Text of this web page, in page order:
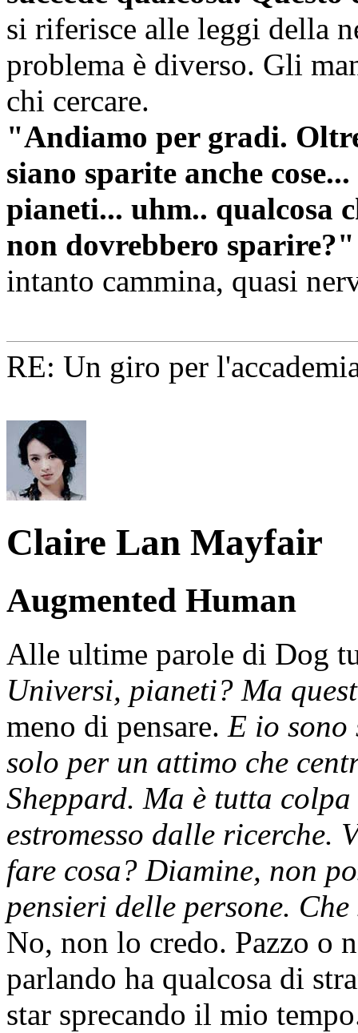
si riferisce alle leggi della
problema è diverso. Gli
chi cercare.
"Andiamo per gradi.
siano sparite anche
pianeti... uhm.. qualcosa
non dovrebbero sparire?"
intanto cammina, quasi
RE: Un giro per
Claire Lan Mayfair
Augmented Human
Alle ultime parole di Dog
Universi, pianeti? Ma
meno di pensare. E io sono
solo per un attimo che
Sheppard. Ma è tutta
estromesso dalle ricerche.
fare cosa? Diamine, non
pensieri delle persone.
No, non lo credo. Pazzo o
parlando ha qualcosa di
star sprecando il mio